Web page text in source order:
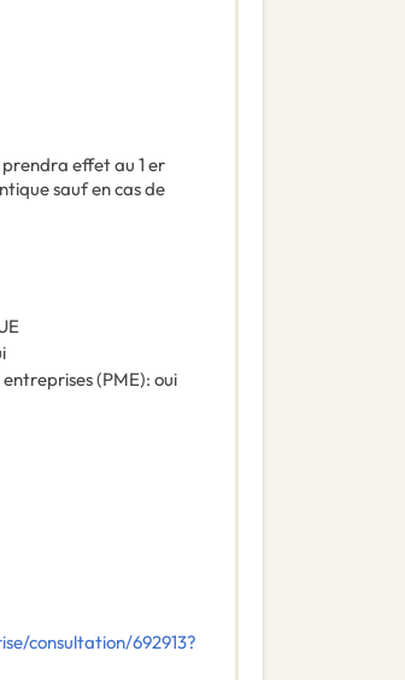
effet au 1 er
sauf en cas de
(PME): oui
consultation/692913?